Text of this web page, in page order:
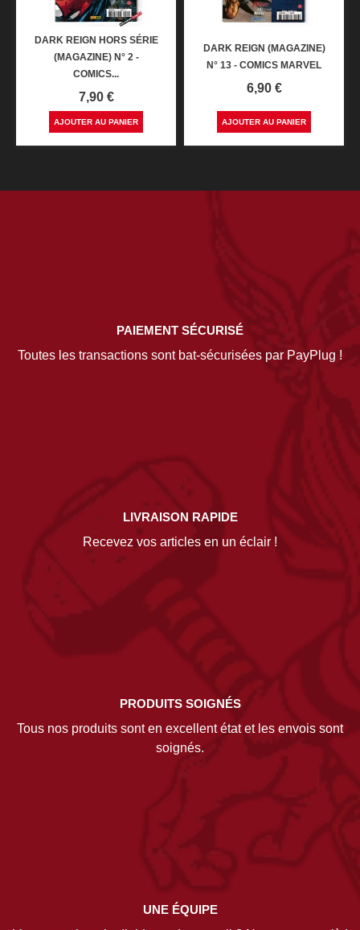
DARK REIGN HORS SÉRIE
(MAGAZINE) N° 2 -
COMICS...
Prix
7,90 €
AJOUTER AU PANIER
DARK REIGN (MAGAZINE)
N° 13 - COMICS MARVEL
Prix
6,90 €
AJOUTER AU PANIER
PAIEMENT SÉCURISÉ
Toutes les transactions sont bat-sécurisées par PayPlug !
LIVRAISON RAPIDE
Recevez vos articles en un éclair !
PRODUITS SOIGNÉS
Tous nos produits sont en excellent état et les envois sont
soignés.
UNE ÉQUIPE